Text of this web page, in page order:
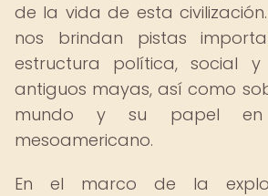
de la vida de esta
nos brindan pistas
estructura política, social
antiguos mayas, así como
mundo y su papel en
mesoamericano.
En el marco de la